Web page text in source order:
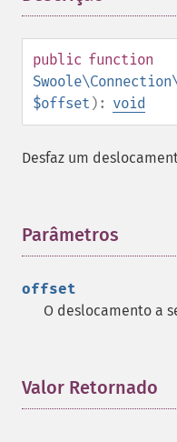
public function
$offset ): void
Desfaz um
Parâmetros
offset
O deslocamento a
Valor Retornado